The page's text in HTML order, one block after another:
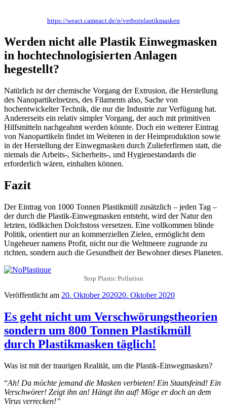
https://weact.campact.de/p/verbotplastikmasken
Werden nicht alle Plastik Einwegmasken
in hochtechnologisierten Anlagen
hegestellt?
Natürlich ist der chemische Vorgang der Extrusion, die Herstellung
des Nanopartikelnetzes, des Filaments also, Sache von
hochentwickelter Technik, die nur die Industrie zur Verfügung hat.
Andererseits ein relativ simpler Vorgang, der auch mit primitiven
Hilfsmitteln nachgeahmt werden könnte. Doch ein weiterer Eintrag
von Nanopartikeln findet im Weiteren in der Heimproduktion sowie
in der Herstellung der Einwegmasken durch Zulieferfirmen statt, die
niemals die Arbeits-, Sicherheits-, und Hygienestandards die
erforderlich wären, einhalten können.
Fazit
Der Eintrag von 1000 Tonnen Plastikmüll zusätzlich – jeden Tag –
der durch die Plastik-Einwegmasken entsteht, wird der Natur den
letzten, tödlkichen Dolchstoss versetzen. Eine vollkommen blinde
Politik, orientiert nur an kommerziellen Zielen, ermöglicht dem
Ungeheuer namens Profit, nicht nur die Weltmeere zugrunde zu
richten, sondern auch die Gesundheit der Bewohner dieses Planeten.
Stop Plastic Pollution
Veröffentlicht am 20. Oktober 202020. Oktober 2020
Es geht nicht um Verschwörungstheorien
sondern um 800 Tonnen Plastikmüll
durch Plastikmasken täglich!
Was ist mit der traurigen Realität, um die Plastik-Einwegmasken?
“Ah! Da möchte jemand die Masken verbieten! Ein Staatsfeind! Ein
Verschwörer! Zeigt ihn an! Hängt ihn auf! Möge er doch an dem
Virus verrecken!”